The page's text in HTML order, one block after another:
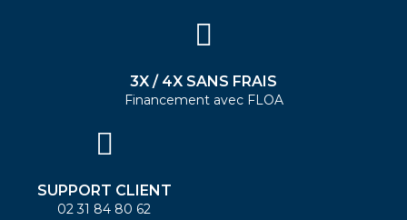
3X / 4X SANS FRAIS
Financement avec FLOA
SUPPORT CLIENT
02 31 84 80 62